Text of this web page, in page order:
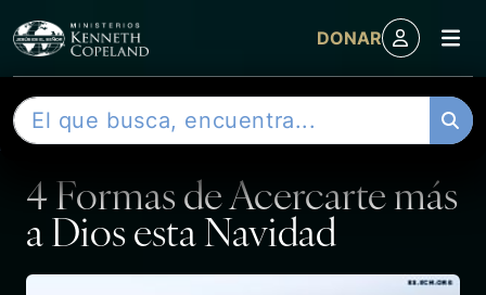
DONAR
B
u
ENTRADA
4 Formas de Acercarte más
a Dios esta Navidad